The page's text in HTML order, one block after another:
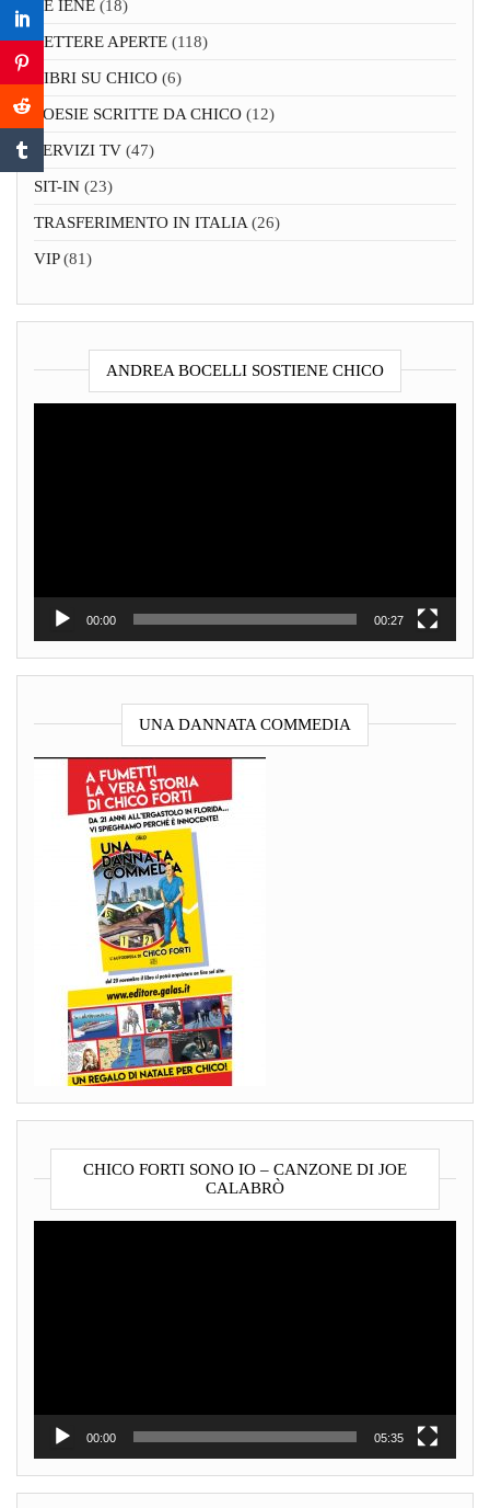
LE IENE (18)
LETTERE APERTE (118)
LIBRI SU CHICO (6)
POESIE SCRITTE DA CHICO (12)
SERVIZI TV (47)
SIT-IN (23)
TRASFERIMENTO IN ITALIA (26)
VIP(81)
ANDREA BOCELLI SOSTIENE CHICO
00:00 00:27
UNA DANNATA COMMEDIA
CHICO FORTI SONO IO – CANZONE DI JOE
CALABRÒ
00:00 05:35